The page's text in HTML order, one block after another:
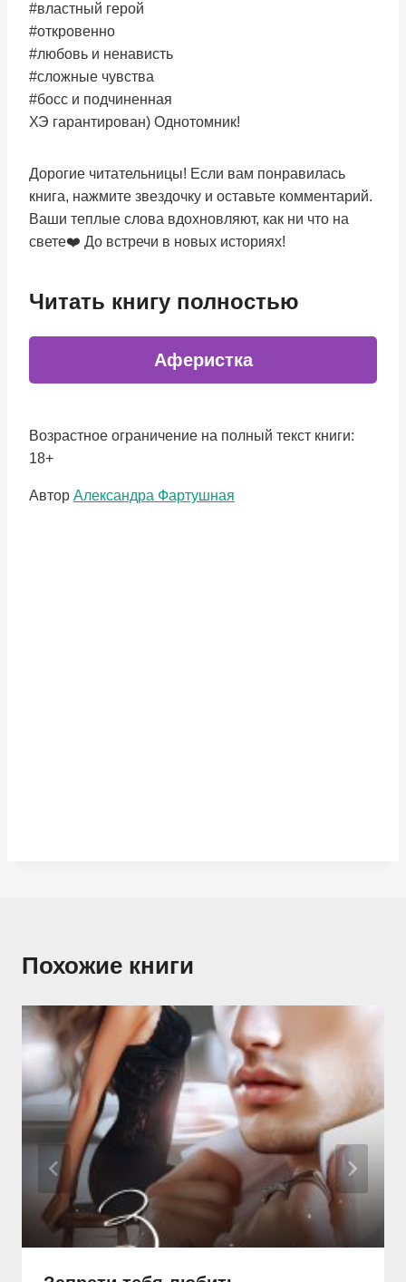
#властный герой
#откровенно
#любовь и ненависть
#сложные чувства
#босс и подчиненная
ХЭ гарантирован) Однотомник!
Дорогие читательницы! Если вам понравилась
книга, нажмите звездочку и оставьте комментарий.
Ваши теплые слова вдохновляют, как ни что на
свете❤️ До встречи в новых историях!
Читать книгу полностью
Аферистка
Возрастное ограничение на полный текст книги:
18+
Метки
Автор Александра Фартушная
Похожие книги